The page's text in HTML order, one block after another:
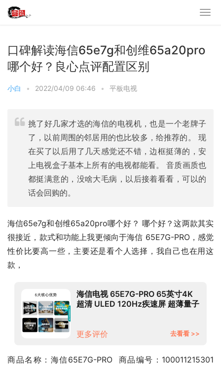
口碑解读海信65e7g和创维65a20pro
哪个好？良心点评配置区别
小白 • 2022/04/09 06:46 • 平板电视
挑了好几家才选的海信的电视机，也是一个老牌子
了，以前周围的邻居用的也比较多，给推荐的。 现
在买了以后用了几天感觉还不错，边框挺薄的，安
上电视盒子基本上所有的电视都能看。 音质画质也
都挺满意的，没啥大毛病，以后接着看看，可以的
话会回购的。
海信65e7g和创维65a20pro哪个好？ 哪个好？这两款其实
很接近，款式和功能上我更倾向于海信 65E7G-PRO，感觉
性价比要高一些，主要还是看个人选择，我自己也在用这
款，
海信电视 65E7G-PRO 65英寸4K
超清 ULED 120Hz疾速屏 超薄量子
更多评价
去看看 >>
商品名称：海信65E7G-PRO  商品编号：100011215301